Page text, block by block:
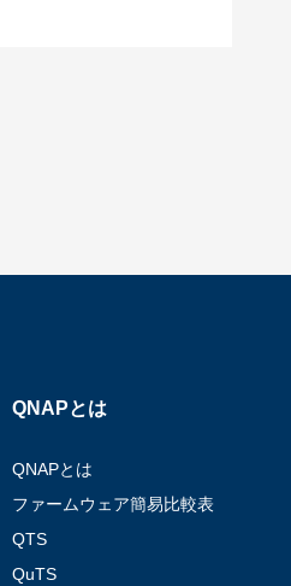
QNAPとは
QNAPとは
ファームウェア簡易比較表
QTS
QuTS